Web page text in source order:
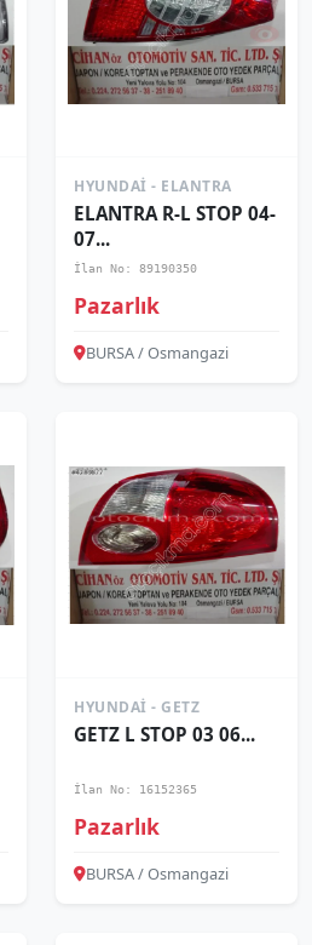
HYUNDAI - ELANTRA
ELANTRA R-L STOP 04-
07...
İlan No: 89190350
Pazarlık
BURSA / Osmangazi
HYUNDAI - GETZ
GETZ L STOP 03 06...
İlan No: 16152365
Pazarlık
BURSA / Osmangazi